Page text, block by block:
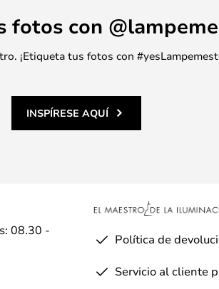
fotos con
¡Etiqueta tus fotos con
INSPÍRESE AQUÍ
08.30 -
Política de
Servicio al cliente